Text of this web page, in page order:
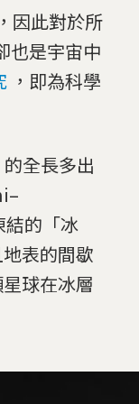
因此對於所
也是宇宙中
，即為科學
的全長多出
的「冰
表的間歇
球在冰層